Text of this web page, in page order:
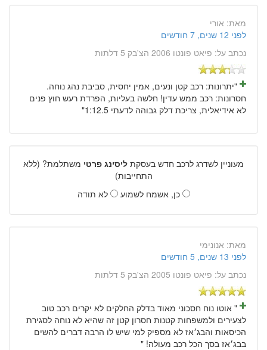
מאת: אורי
לפני 12 שנים, 7 חודשים
נכתב על: פיאט פונטו 2006 הצ'בק 5 דלתות
"יתרונות: רכב קטן ונעים, אמין יחסית, סביבת נהג נוחה.
חסרונות: רכב ממש עדין! חלשה בעליות, הפרדת רעש חוץ פנים
לא אידיאלית, צריכת דלק גבוהה לדעתי 1:12.5"
מעוניין לשדרג לרכב חדש בעסקת ליסינג פרטי משתלמת? (ללא
התחייבות)
כן, אשמח לשמוע
לא תודה
מאת: אנונימי
לפני 13 שנים, 5 חודשים
נכתב על: פיאט פונטו 2005 הצ'בק 5 דלתות
" אוטו נוח חסכוני מאוד בדלק החלקים לא יקרים רכב טוב
לצעירים ולמשפחות קטנות חסרון קטן זה שהיא לא נוחה לסגירת
הכיסאות והבג׳אז לא מספיק למי שיש לו הרבה דברים להשים
בבג׳אז בסך הכל רכב מעולה! "